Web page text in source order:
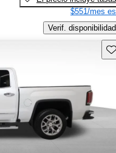
$551/mes
Verif. disponibilidad